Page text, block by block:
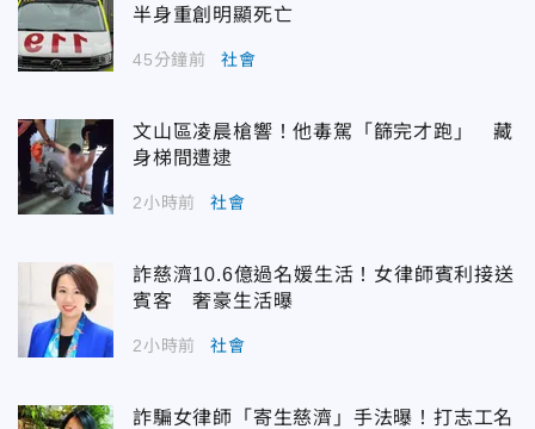
半身重創明顯死亡
45分鐘前 社會
文山區凌晨槍響！他毒駕「篩完才跑」 藏
身梯間遭逮
2小時前 社會
詐慈濟10.6億過名媛生活！女律師賓利接送
賓客 奢豪生活曝
2小時前 社會
詐騙女律師「寄生慈濟」手法曝！打志工名